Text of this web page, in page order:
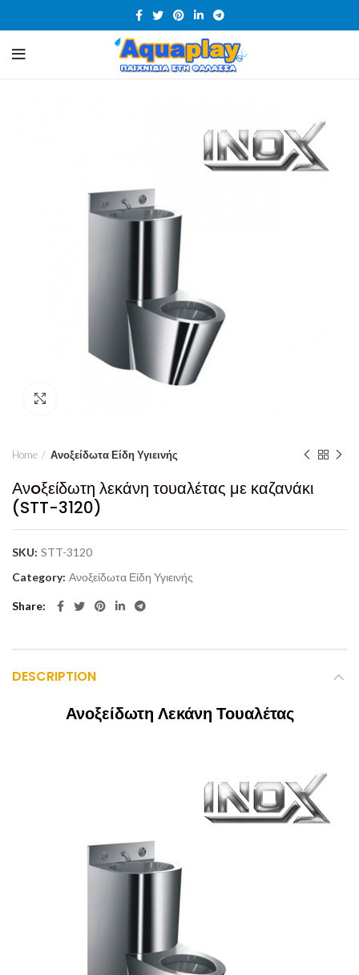
Home Ανοξείδωτα Είδη Υγιεινής
Ανoξείδωτη λεκάνη τουαλέτας με καζανάκι
(STT-3120)
SKU: STT-3120
Category: Ανοξείδωτα Είδη Υγιεινής
Share
DESCRIPTION
Ανοξείδωτη Λεκάνη Τουαλέτας